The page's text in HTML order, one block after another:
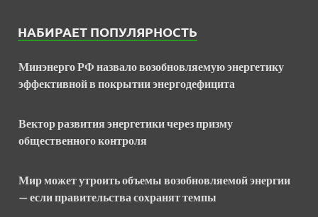
НАБИРАЕТ ПОПУЛЯРНОСТЬ
Минэнерго РФ назвало возобновляемую энергетику
эффективной в покрытии энергодефицита
Вектор развития энергетики через призму
общественного контроля
Мир может утроить объемы возобновляемой энергии
— если правительства сохранят темпы